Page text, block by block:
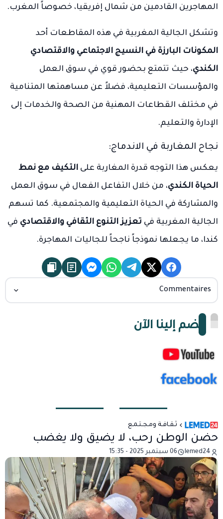
المهاجرين القادمين من شمال إفريقيا، خصوصاً المغرب.
وتشكل الجالية المغربية في هذه المقاطعات أحد
المكونات البارزة في النسيج الاجتماعي والاقتصادي
الكندي، حيث تتمتع بحضور قوي في سوق العمل
والمؤسسات التعليمية، فضلاً عن مساهمتها المتنامية
في مختلف القطاعات المهنية من الصحة والخدمات إلى
الإدارة والتعليم.
نجاح المغاربة في الاندماج:
يعكس هذا التوجه قدرة المغاربة على التكيف مع نمط
الحياة الكندي، من خلال التفاعل الفعال في سوق العمل
والمشاركة في الحياة التعليمية والمجتمعية. كما تسهم
الجالية المغربية في تعزيز التنوع الثقافي والاقتصادي في
كندا، ما يجعلها نموذجاً ناجحاً للجاليات المهاجرة.
Commentaires
انضم إلينا الآن
ثـقـافـة ومـجـتـمـع
حضن الوطن رحب، لا يضيق ولا يغضب
lemed24 06 سبتمبر 2025 - 15:35